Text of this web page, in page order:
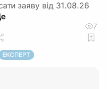
заяву від 31.08.26
7
ЕКСПЕРТ